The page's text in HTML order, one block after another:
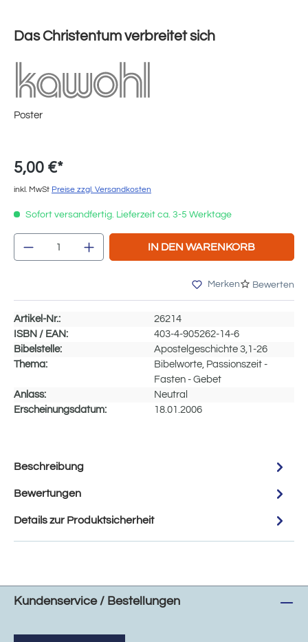
Das Christentum verbreitet sich
Poster
5,00 €*
inkl. MwSt Preise zzgl. Versandkosten
Sofort versandfertig. Lieferzeit ca. 3-5 Werktage
Produkt Anzahl: Gib den gewünschten
IN DEN WARENKORB
Merken Bewerten
Artikel-Nr.:
26214
ISBN / EAN:
403-4-905262-14-6
Bibelstelle:
Apostelgeschichte 3,1-26
Thema:
Bibelworte, Passionszeit -
Fasten - Gebet
Anlass:
Neutral
Erscheinungsdatum:
18.01.2006
Beschreibung
Bewertungen
Details zur Produktsicherheit
Kundenservice / Bestellungen